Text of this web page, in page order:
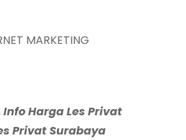
MARKETING
Info Harga Les Privat
Privat Surabaya